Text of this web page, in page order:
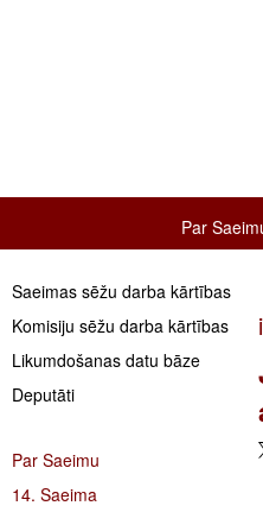
Par
Saeimas sēžu darba kārtības
Komisiju sēžu darba kārtības
Likumdošanas datu bāze
Deputāti
Par Saeimu
14. Saeima